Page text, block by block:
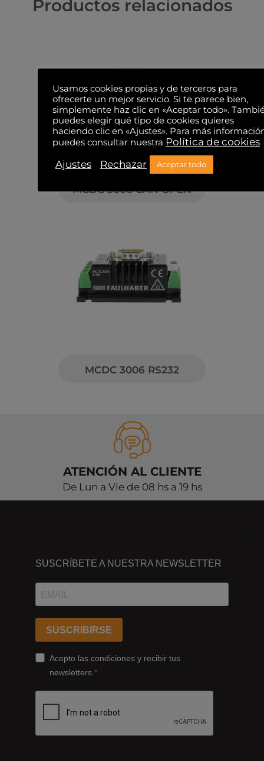
Productos relacionados
MCDC 3006 CAN OPEN
MCDC 3006 RS232
ATENCIÓN AL CLIENTE
De Lun a Vie de 08 hs a 19 hs
ESTAMOS
Passeig
dels
Ferrocarrils
Catalans
178,
Cornellà
08940
Barcelona
SUSCRÍBETE A NUESTRA NEWSLETTER
SUSCRIBIRSE
Acepto las condiciones y recibir tus
newsletters.
Usamos cookies propias y de terceros para
ofrecerte un mejor servicio. Si te parece bien,
simplemente haz clic en «Aceptar todo».
puedes elegir qué tipo de cookies quieres
haciendo clic en «Ajustes». Para más
puedes consultar nuestra Política de cookies
Ajustes
Rechazar Aceptar todo